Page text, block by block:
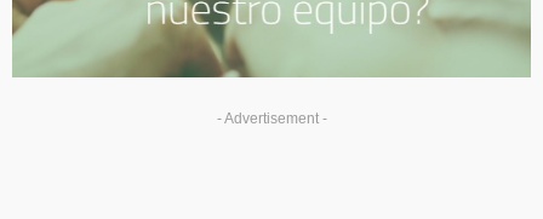
- Advertisement -